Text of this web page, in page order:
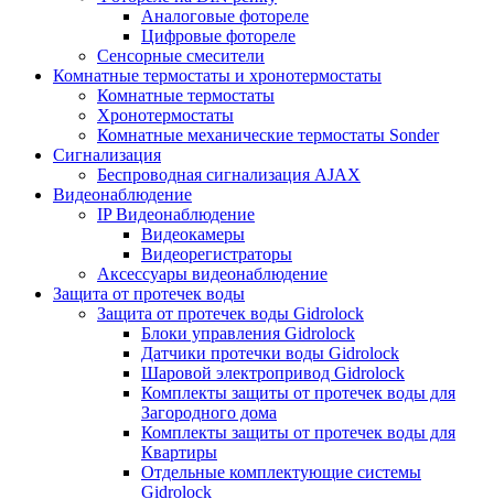
Аналоговые фотореле
Цифровые фотореле
Сенсорные смесители
Комнатные термостаты и хронотермостаты
Комнатные термостаты
Хронотермостаты
Комнатные механические термостаты Sonder
Сигнализация
Беспроводная сигнализация AJAX
Видеонаблюдение
IP Видеонаблюдение
Видеокамеры
Видеорегистраторы
Аксессуары видеонаблюдение
Защита от протечек воды
Защита от протечек воды Gidrolock
Блоки управления Gidrolock
Датчики протечки воды Gidrolock
Шаровой электропривод Gidrolock
Комплекты защиты от протечек воды для
Загородного дома
Комплекты защиты от протечек воды для
Квартиры
Отдельные комплектующие системы
Gidrolock